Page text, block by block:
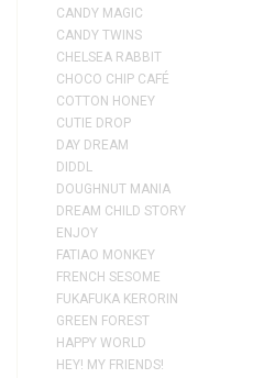
CANDY MAGIC
CANDY TWINS
CHELSEA RABBIT
CHOCO CHIP CAFÉ
COTTON HONEY
CUTIE DROP
DAY DREAM
DIDDL
DOUGHNUT MANIA
DREAM CHILD STORY
ENJOY
FATIAO MONKEY
FRENCH SESOME
FUKAFUKA KERORIN
GREEN FOREST
HAPPY WORLD
HEY! MY FRIENDS!